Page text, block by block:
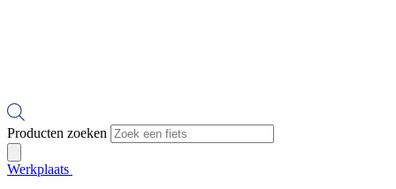
Producten zoeken
Werkplaats